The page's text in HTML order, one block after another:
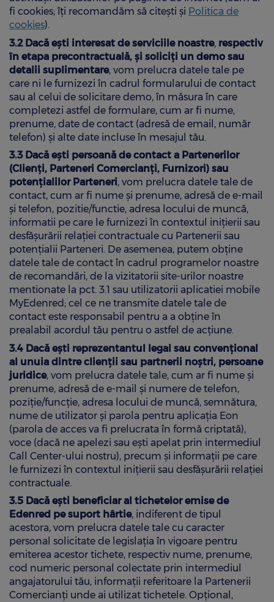
fi cookies; îți recomandăm să citești și Politica de
cookies).
3.2 Dacă ești interesat de serviciile noastre, respectiv
în etapa precontractuală, și soliciți un demo sau
detalii suplimentare, vom prelucra datele tale pe
care ni le furnizezi în cadrul formularului de contact
sau al celui de solicitare demo, în măsura în care
completezi astfel de formulare, cum ar fi nume,
prenume, date de contact (adresă de email, număr
telefon) și alte date incluse în mesajul tău.
3.3 Dacă ești persoană de contact a Partenerilor
(Clienți, Parteneri Comercianți, Furnizori) sau
potențialilor Parteneri, vom prelucra datele tale de
contact, cum ar fi nume și prenume, adresă de e-mail
și telefon, pozitie/functie, adresa locului de muncă,
informatii pe care le furnizezi în contextul inițierii sau
desfășurării relației contractuale cu Partenerii sau
potențialii Parteneri. De asemenea, putem obține
datele tale de contact în cadrul programelor noastre
de recomandări, de la vizitatorii site-urilor noastre
mentionate la pct. 3.1 sau utilizatorii aplicatiei mobile
MyEdenred; cel ce ne transmite datele tale de
contact este responsabil pentru a a obține în
prealabil acordul tău pentru o astfel de acțiune.
3.4 Dacă ești reprezentantul legal sau convențional
al unuia dintre clienții sau partnerii noștri, persoane
juridice, vom prelucra datele tale, cum ar fi nume și
prenume, adresă de e-mail și numere de telefon,
poziție/funcție, adresa locului de muncă, semnătura,
nume de utilizator și parola pentru aplicația Eon
(parola de acces va fi prelucrata în formă criptată),
voce (dacă ne apelezi sau ești apelat prin intermediul
Call Center-ului nostru), precum și informații pe care
le furnizezi în contextul inițierii sau desfășurării relației
contractuale.
3.5 Dacă ești beneficiar al tichetelor emise de
Edenred pe suport hârtie, indiferent de tipul
acestora, vom prelucra datele tale cu caracter
personal solicitate de legislația în vigoare pentru
emiterea acestor tichete, respectiv nume, prenume,
cod numeric personal colectate prin intermediul
angajatorului tău, informații referitoare la Partenerii
Comercianți unde ai utilizat tichetele. Opțional,